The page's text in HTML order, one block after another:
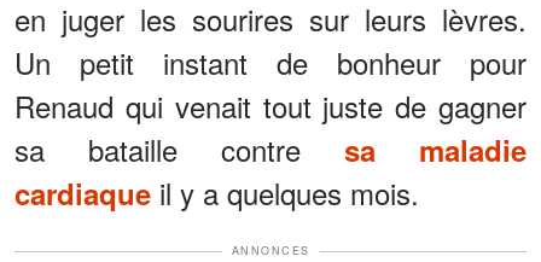
en juger les sourires sur leurs lèvres.
Un petit instant de bonheur pour
Renaud qui venait tout juste de gagner
sa bataille contre sa maladie
cardiaque il y a quelques mois.
ANNONCES